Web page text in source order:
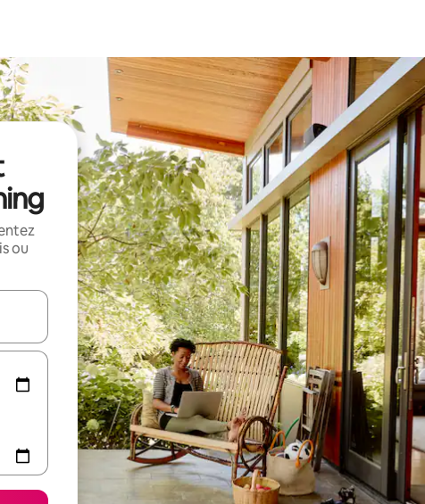
ou
vers le haut et vers le bas pour les parcourir ou en appuyant et en